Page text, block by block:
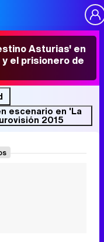
Asturias' en
el prisionero de
escenario en 'La
2015